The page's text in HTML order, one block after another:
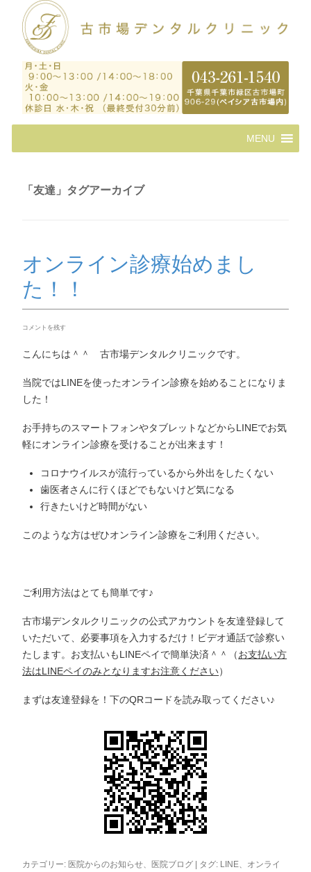
プ
MENU
「友達 」タグアーカイブ
オンライン診療始めまし
た！！
コメントを残す
こんにちは＾＾ 古市場デンタルクリニックです。
当院ではLINEを使ったオンライン診療を始めることになりま
した！
お手持ちのスマートフォンやタブレットなどからLINEでお気
軽にオンライン診療を受けることが出来ます！
コロナウイルスが流行っているから外出をしたくない
歯医者さんに行くほどでもないけど気になる
行きたいけど時間がない
このような方はぜひオンライン診療をご利用ください。
ご利用方法はとても簡単です♪
古市場デンタルクリニックの公式アカウントを友達登録して
いただいて、必要事項を入力するだけ！ビデオ通話で診察い
たします。お支払いもLINEペイで簡単決済＾＾（お支払い方
法はLINEペイのみとなりますお注意ください）
まずは友達登録を！下のQRコードを読み取ってください♪
カテゴリー: 医院からのお知らせ、 医院ブログ | タグ: LINE、 オンライ